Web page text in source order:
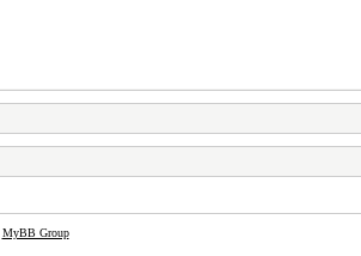
MyBB Group